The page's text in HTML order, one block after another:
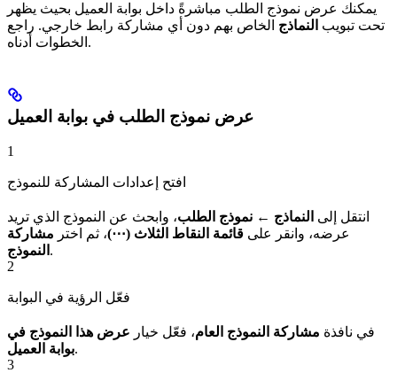
يمكنك عرض نموذج الطلب مباشرةً داخل بوابة العميل بحيث يظهر
تحت تبويب النماذج الخاص بهم دون أي مشاركة رابط خارجي. راجع
الخطوات أدناه.
عرض نموذج الطلب في بوابة العميل
1
افتح إعدادات المشاركة للنموذج
انتقل إلى النماذج ← نموذج الطلب، وابحث عن النموذج الذي تريد
عرضه، وانقر على قائمة النقاط الثلاث (⋯)، ثم اختر مشاركة
النموذج .
2
فعّل الرؤية في البوابة
في نافذة مشاركة النموذج العام، فعّل خيار عرض هذا النموذج في
بوابة العميل.
3